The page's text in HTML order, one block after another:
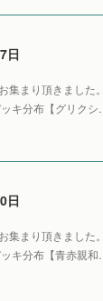
日
まり頂きました。
キ分布【グリクシ…
日
まり頂きました。
キ分布【青赤親和…